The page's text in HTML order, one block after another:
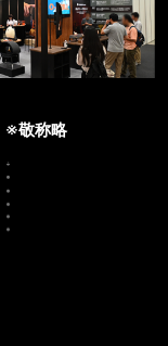
※敬称略